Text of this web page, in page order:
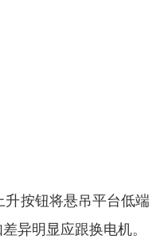
按钮将悬吊平台低端
异明显应跟换电机。